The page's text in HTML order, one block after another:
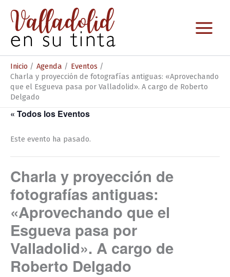
contenido
Inicio Agenda
Eventos
Charla y proyección de fotografías antiguas: «Aprovechando
que el Esgueva pasa por Valladolid». A cargo de Roberto
Delgado
« Todos los Eventos
Este evento ha pasado.
Charla y proyección de
fotografías antiguas:
«Aprovechando que el
Esgueva pasa por
Valladolid». A cargo de
Roberto Delgado